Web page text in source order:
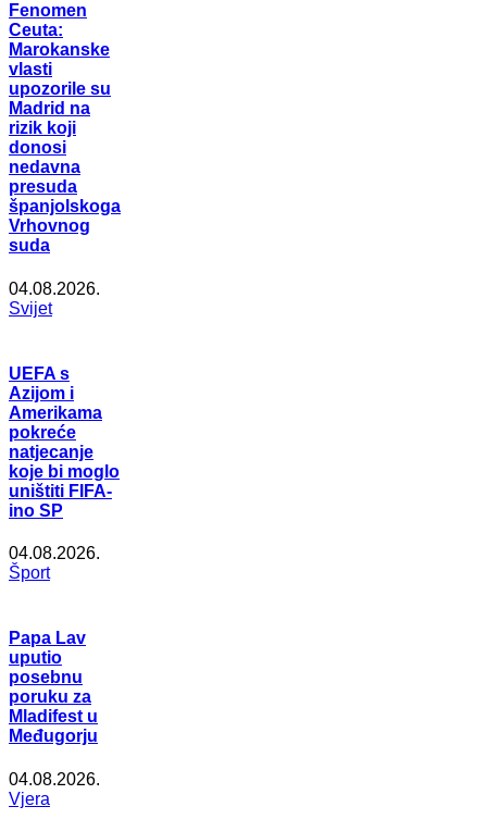
Fenomen
Ceuta:
Marokanske
vlasti
upozorile su
Madrid na
rizik koji
donosi
nedavna
presuda
španjolskoga
Vrhovnog
suda
04.08.2026.
Svijet
UEFA s
Azijom i
Amerikama
pokreće
natjecanje
koje bi moglo
uništiti FIFA-
ino SP
04.08.2026.
Šport
Papa Lav
uputio
posebnu
poruku za
Mladifest u
Međugorju
04.08.2026.
Vjera